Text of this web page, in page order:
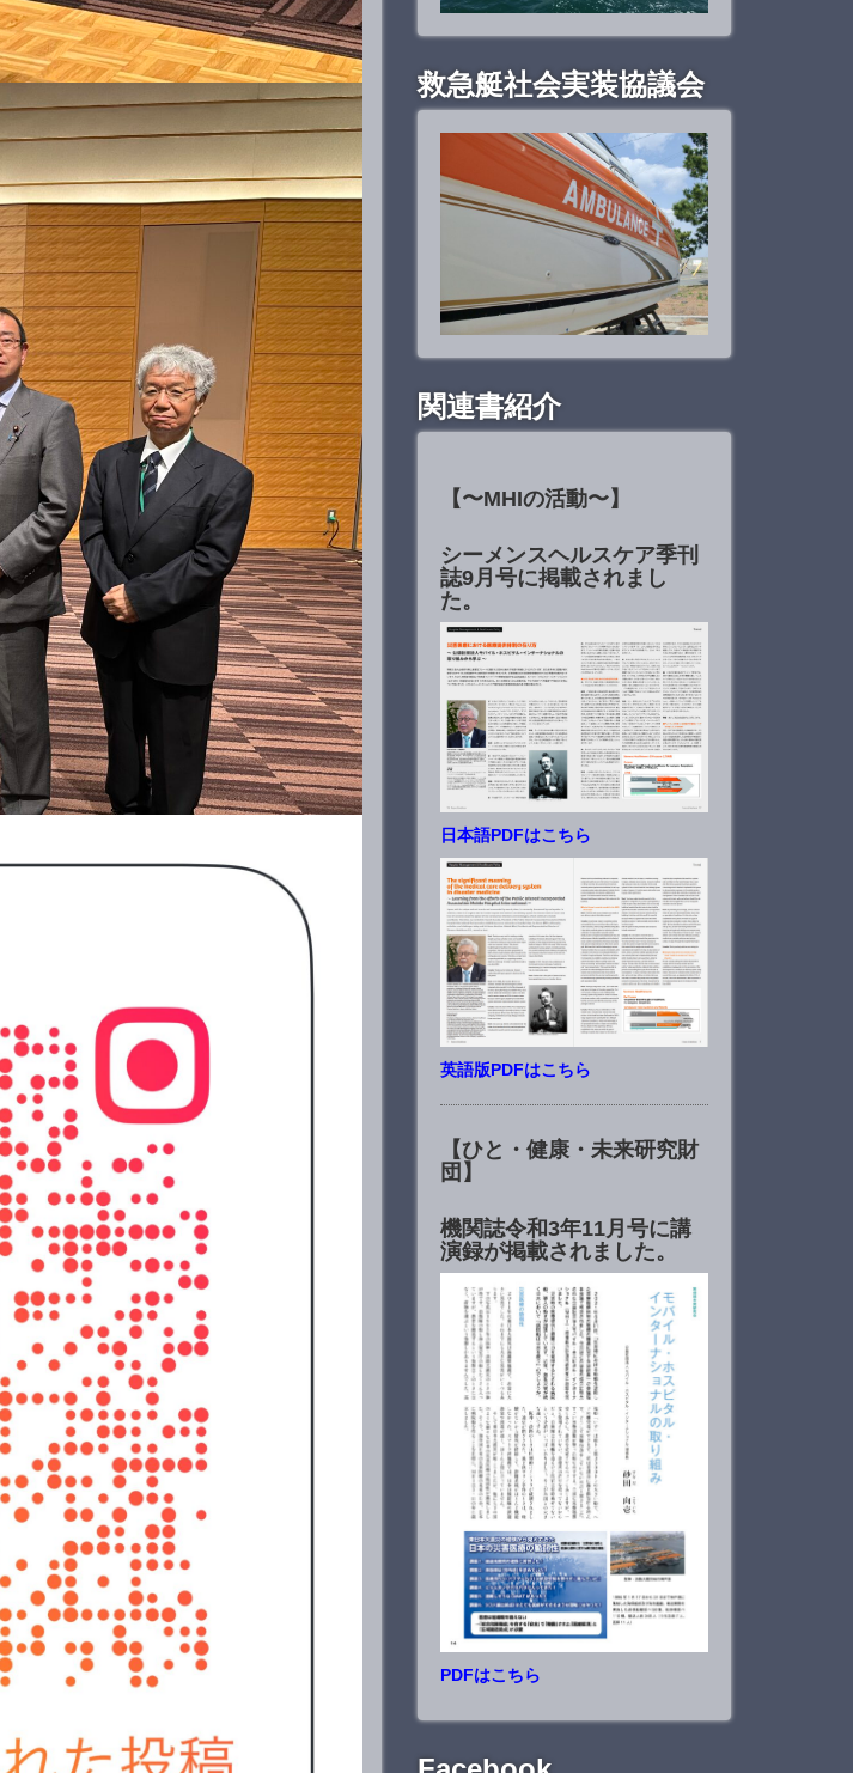
救急艇社会実装協議会
関連書紹介
【〜MHIの活動〜】
シーメンスヘルスケア季刊
誌9月号に掲載されまし
た。
日本語PDFはこちら
英語版PDFはこちら
【ひと・健康・未来研究財
団】
機関誌令和3年11月号に講
演録が掲載されました。
PDFはこちら